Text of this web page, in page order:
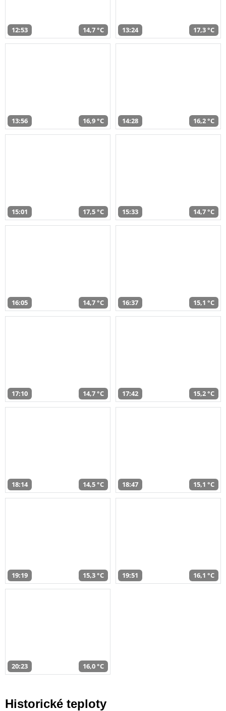
12:53 14,7 °C 13:24 17,3 °C
13:56 16,9 °C 14:28 16,2 °C
15:01 17,5 °C 15:33 14,7 °C
16:05 14,7 °C 16:37 15,1 °C
17:10 14,7 °C 17:42 15,2 °C
18:14 14,5 °C 18:47 15,1 °C
19:19 15,3 °C 19:51 16,1 °C
20:23 16,0 °C
Historické teploty